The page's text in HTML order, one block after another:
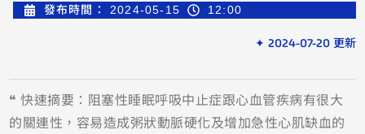
發布時間： 2024-05-15 12:00
✦ 2024-07-20 更新
❝ 快速摘要：阻塞性睡眠呼吸中止症跟心血管疾病有很大
的關連性，容易造成粥狀動脈硬化及增加急性心肌缺血的